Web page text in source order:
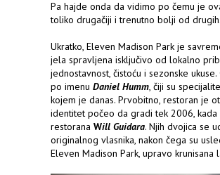
Pa hajde onda da vidimo po čemu je
toliko drugačiji i trenutno bolji od
Ukratko, Eleven Madison Park je
jela spravljena isključivo od lokalno
jednostavnost, čistoću i sezonske
po imenu Daniel Humm, čiji su
kojem je danas. Prvobitno, restoran je
identitet počeo da gradi tek 2006,
restorana Will Guidara. Njih dvojica se
originalnog vlasnika, nakon čega su
Eleven Madison Park, upravo